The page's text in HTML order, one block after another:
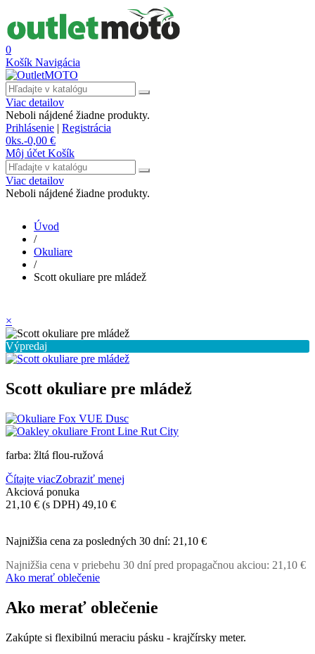
0
Košík Navigácia
Viac detailov
Neboli nájdené žiadne produkty.
Prihlásenie | Registrácia
0ks.-0,00 €
Môj účet Košík
Viac detailov
Neboli nájdené žiadne produkty.
Úvod
/
Okuliare
/
Scott okuliare pre mládež
×
Výpredaj
Scott okuliare pre mládež
farba: žltá flou-ružová
Čítajte viacZobraziť menej
Akciová ponuka
21,10 € (s DPH) 49,10 €
Najnižšia cena za posledných 30 dní: 21,10 €
Najnižšia cena v priebehu 30 dní pred propagačnou akciou: 21,10 €
Ako merať oblečenie
Ako merať oblečenie
Zakúpte si flexibilnú meraciu pásku - krajčírsky meter.